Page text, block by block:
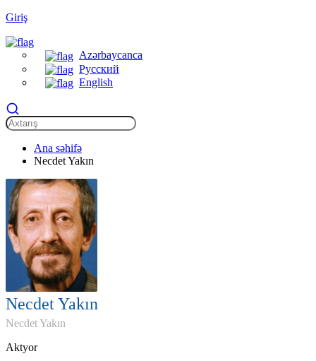
Giriş
Azərbaycanca
Русский
English
Ana səhifə
Necdet Yakın
Necdet Yakın
Necdet Yakın
Aktyor